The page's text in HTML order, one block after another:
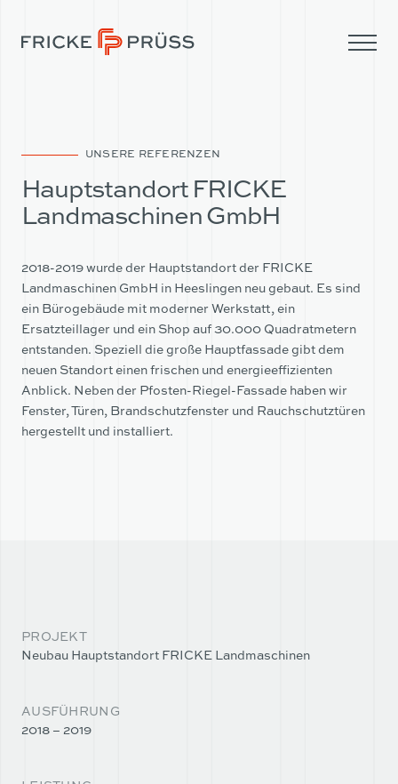
UNTERNEHMEN
TEAM
UNTERNEHMEN
UNSERE REFERENZEN
Hauptstandort FRICKE
Landmaschinen GmbH
2018-2019 wurde der Hauptstandort der FRICKE
Landmaschinen GmbH in Heeslingen neu gebaut. Es sind
ein Bürogebäude mit moderner Werkstatt, ein
Ersatzteillager und ein Shop auf 30.000 Quadratmetern
entstanden. Speziell die große Hauptfassade gibt dem
neuen Standort einen frischen und energieeffizienten
Anblick. Neben der Pfosten-Riegel-Fassade haben wir
Fenster, Türen, Brandschutzfenster und Rauchschutztüren
hergestellt und installiert.
PROJEKT
Neubau Hauptstandort FRICKE Landmaschinen
AUSFÜHRUNG
2018 – 2019